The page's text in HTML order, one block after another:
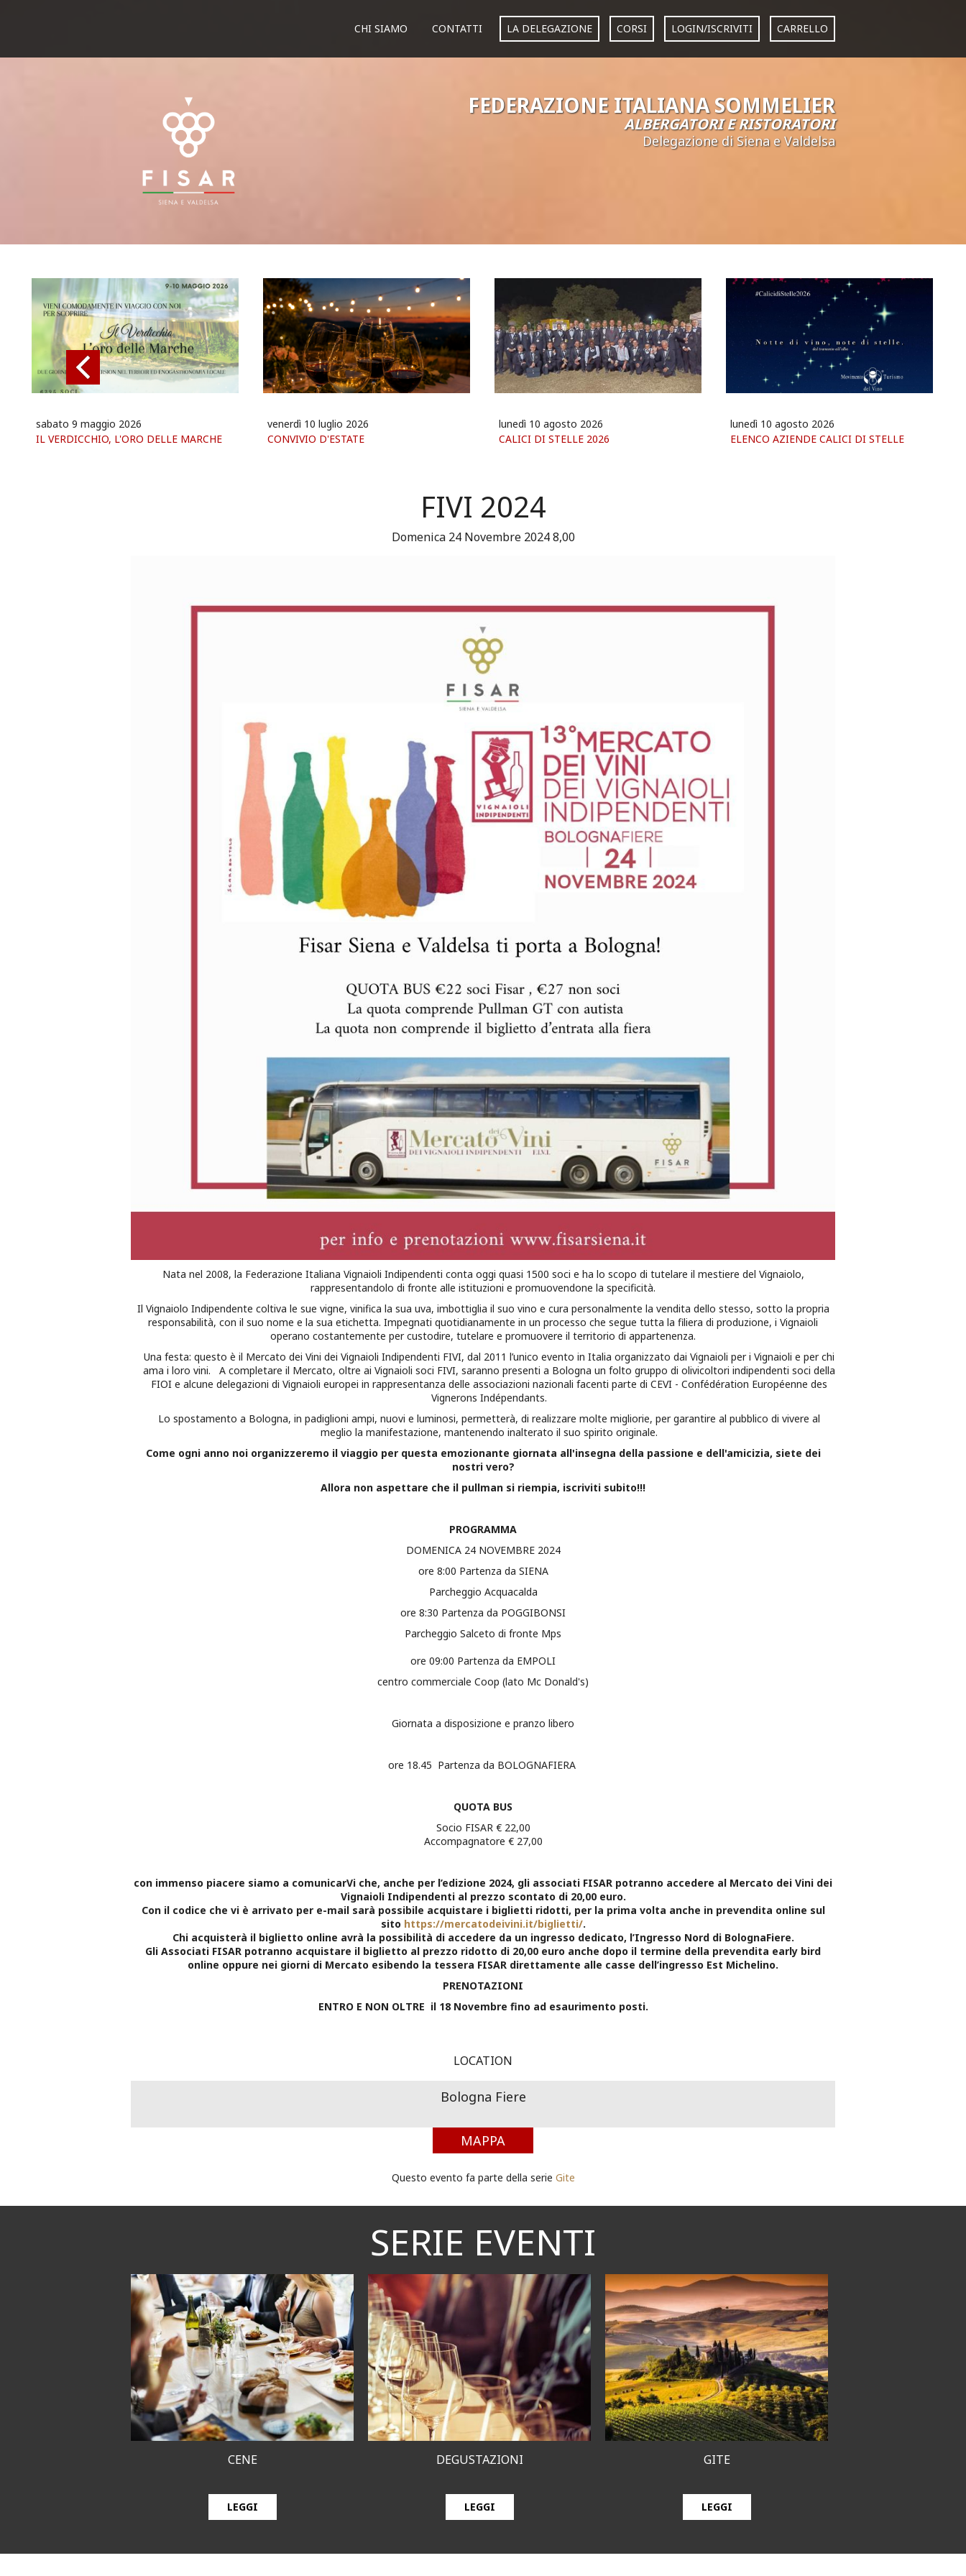
CHI SIAMO CONTATTI LA DELEGAZIONE CORSI LOGIN/ISCRIVITI CARRELLO
FEDERAZIONE ITALIANA SOMMELIER
ALBERGATORI E RISTORATORI
Delegazione di Siena e Valdelsa
sabato 9 maggio 2026
IL VERDICCHIO, L'ORO DELLE MARCHE
venerdì 10 luglio 2026
CONVIVIO D'ESTATE
lunedì 10 agosto 2026
CALICI DI STELLE 2026
lunedì 10 agosto 2026
ELENCO AZIENDE CALICI DI STELLE
FIVI 2024
Domenica 24 Novembre 2024 8,00
Nata nel 2008, la Federazione Italiana Vignaioli Indipendenti conta oggi quasi 1500 soci e ha lo scopo di tutelare il mestiere del Vignaiolo,
rappresentandolo di fronte alle istituzioni e promuovendone la specificità.
Il Vignaiolo Indipendente coltiva le sue vigne, vinifica la sua uva, imbottiglia il suo vino e cura personalmente la vendita dello stesso, sotto la propria
responsabilità, con il suo nome e la sua etichetta. Impegnati quotidianamente in un processo che segue tutta la filiera di produzione, i Vignaioli
operano costantemente per custodire, tutelare e promuovere il territorio di appartenenza.
Una festa: questo è il Mercato dei Vini dei Vignaioli Indipendenti FIVI, dal 2011 l’unico evento in Italia organizzato dai Vignaioli per i Vignaioli e per chi
ama i loro vini. A completare il Mercato, oltre ai Vignaioli soci FIVI, saranno presenti a Bologna un folto gruppo di olivicoltori indipendenti soci della
FIOI e alcune delegazioni di Vignaioli europei in rappresentanza delle associazioni nazionali facenti parte di CEVI - Confédération Européenne des
Vignerons Indépendants.
Lo spostamento a Bologna, in padiglioni ampi, nuovi e luminosi, permetterà, di realizzare molte migliorie, per garantire al pubblico di vivere al
meglio la manifestazione, mantenendo inalterato il suo spirito originale.
Come ogni anno noi organizzeremo il viaggio per questa emozionante giornata all'insegna della passione e dell'amicizia, siete dei
nostri vero?
Allora non aspettare che il pullman si riempia, iscriviti subito!!!
PROGRAMMA
DOMENICA 24 NOVEMBRE 2024
ore 8:00 Partenza da SIENA
Parcheggio Acquacalda
ore 8:30 Partenza da POGGIBONSI
Parcheggio Salceto di fronte Mps
ore 09:00 Partenza da EMPOLI
centro commerciale Coop (lato Mc Donald's)
Giornata a disposizione e pranzo libero
ore 18.45 Partenza da BOLOGNAFIERA
QUOTA BUS
Socio FISAR € 22,00
Accompagnatore € 27,00
con immenso piacere siamo a comunicarVi che, anche per l’edizione 2024, gli associati FISAR potranno accedere al Mercato dei Vini dei
Vignaioli Indipendenti al prezzo scontato di 20,00 euro.
Con il codice che vi è arrivato per e-mail sarà possibile acquistare i biglietti ridotti, per la prima volta anche in prevendita online sul
sito https://mercatodeivini.it/biglietti/.
Chi acquisterà il biglietto online avrà la possibilità di accedere da un ingresso dedicato, l’Ingresso Nord di BolognaFiere.
Gli Associati FISAR potranno acquistare il biglietto al prezzo ridotto di 20,00 euro anche dopo il termine della prevendita early bird
online oppure nei giorni di Mercato esibendo la tessera FISAR direttamente alle casse dell’ingresso Est Michelino.
PRENOTAZIONI
ENTRO E NON OLTRE il 18 Novembre fino ad esaurimento posti.
LOCATION
Bologna Fiere
MAPPA
Questo evento fa parte della serie Gite
SERIE EVENTI
CENE
LEGGI
DEGUSTAZIONI
LEGGI
GITE
LEGGI